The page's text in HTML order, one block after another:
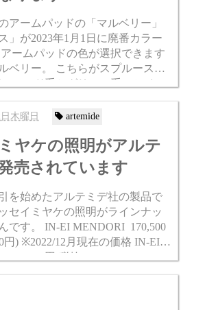
アームパッドの「マルベリー」
」が2023年1月1日に廃番カラー
ームパッドの色が選択できます
ベリー。 こちらがスプルースで
レッド系とグリーン系のセイル
ームパッドは同色に揃えていま
ラ...
木曜日 artemide
ヤケの照明がアルテ
売されています
を始めたアルテミデ社の製品で
セイミヤケの照明がラインナッ
です。 IN-EI MENDORI 170,500
円) ※2022/12月現在の価格 IN-EI
280,500円(税抜255,000...